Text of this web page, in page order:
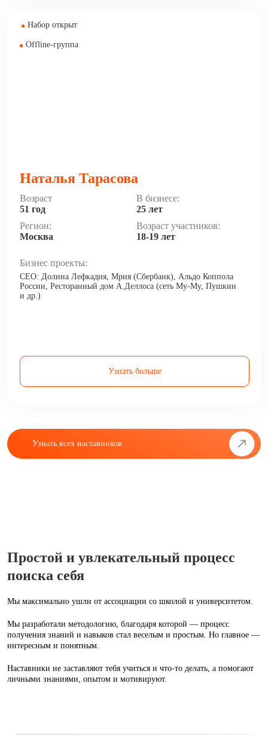
Набор открыт
Offline-группа
Наталья Тарасова
Возраст
51 год
В бизнесе:
25 лет
Регион:
Москва
Возраст участников:
18-19 лет
Бизнес проекты:
CEO: Долина Лефкадия, Мрия (Сбербанк), Альдо Коппола
России, Ресторанный дом А.Деллоса (сеть Му-Му, Пушкин
и др.)
Узнать больше
Узнать всех наставников
Простой и увлекательный процесс
поиска себя
Мы максимально ушли от ассоциации со школой и университетом.
Мы разработали методологию, благодаря которой — процесс
получения знаний и навыков стал веселым и простым. Но главное —
интересным и понятным.
Наставники не заставляют тебя учиться и что‑то делать, а помогают
личными знаниями, опытом и мотивируют.